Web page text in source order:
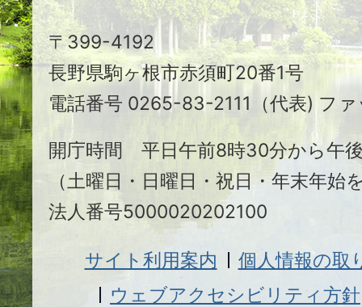
駒
ヶ
根
市
〒399-4192
長野県駒ヶ根市赤須町20番1号
電話番号 0265-83-2111（代表) フ
開庁時間 平日午前8時30分から午
（土曜日・日曜日・祝日・年末年始
法人番号5000020202100
サイト利用案内
個人情報の取
ウェブアクセシビリティ方針